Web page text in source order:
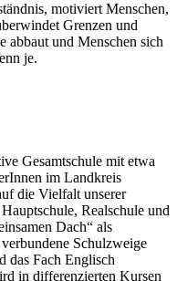
motiviert Menschen,
Grenzen und
abbaut und Menschen sich
je.
Gesamtschule mit etwa
im Landkreis
die Vielfalt unserer
Realschule und
Dach“ als
Schulzweige
das Fach Englisch
in differenzierten Kursen